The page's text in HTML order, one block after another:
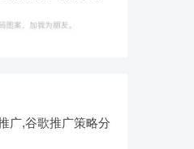
广,谷歌推广策略分